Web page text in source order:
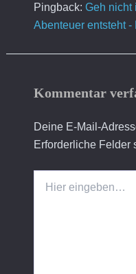
Pingback: Geh nicht
Abenteuer entsteht
Kommentar
Deine E-Mail-
Erforderliche Felder
eingeben…